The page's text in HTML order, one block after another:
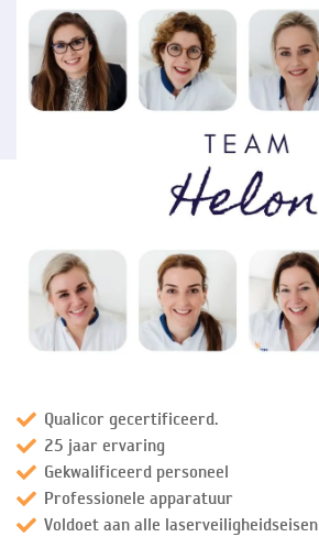
Qualicor gecertificeerd.
25 jaar ervaring
Gekwalificeerd personeel
Professionele apparatuur
Voldoet aan alle laserveiligheidseisen